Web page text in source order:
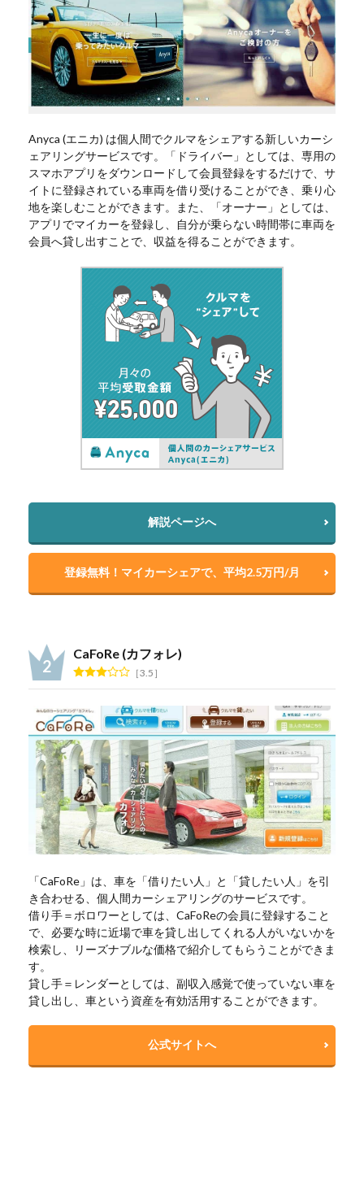
Anyca (エニカ) は個人間でクルマをシェアする新しいカーシ
ェアリングサービスです。「ドライバー」としては、専用の
スマホアプリをダウンロードして会員登録をするだけで、サ
イトに登録されている車両を借り受けることができ、乗り心
地を楽しむことができます。また、「オーナー」としては、
アプリでマイカーを登録し、自分が乗らない時間帯に車両を
会員へ貸し出すことで、収益を得ることができます。
解説ページへ
登録無料！マイカーシェアで、平均2.5万円/月
CaFoRe (カフォレ)
3.5
「CaFoRe」は、車を「借りたい人」と「貸したい人」を引
き合わせる、個人間カーシェアリングのサービスです。
借り手＝ボロワーとしては、CaFoReの会員に登録すること
で、必要な時に近場で車を貸し出してくれる人がいないかを
検索し、リーズナブルな価格で紹介してもらうことができま
す。
貸し手＝レンダーとしては、副収入感覚で使っていない車を
貸し出し、車という資産を有効活用することができます。
公式サイトへ